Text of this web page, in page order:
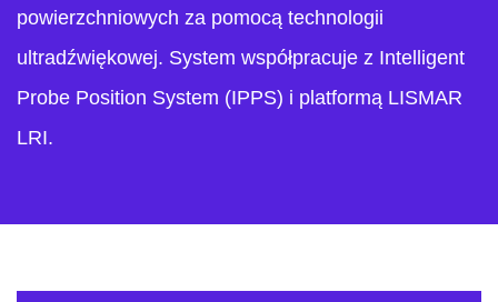
powierzchniowych za pomocą technologii
ultradźwiękowej. System współpracuje z Intelligent
Probe Position System (IPPS) i platformą LISMAR
LRI.